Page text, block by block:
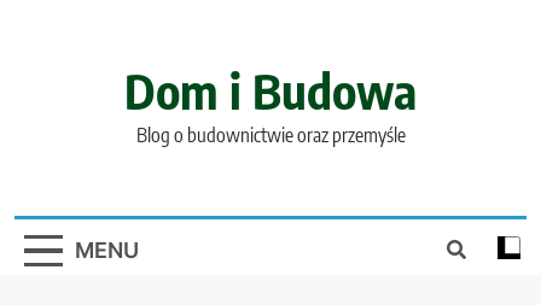
Dom i Budowa
Blog o budownictwie oraz przemyśle
MENU